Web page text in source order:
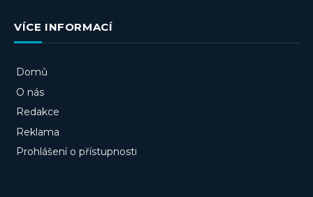
VÍCE INFORMACÍ
Domů
O nás
Redakce
Reklama
Prohlášení o přístupnosti